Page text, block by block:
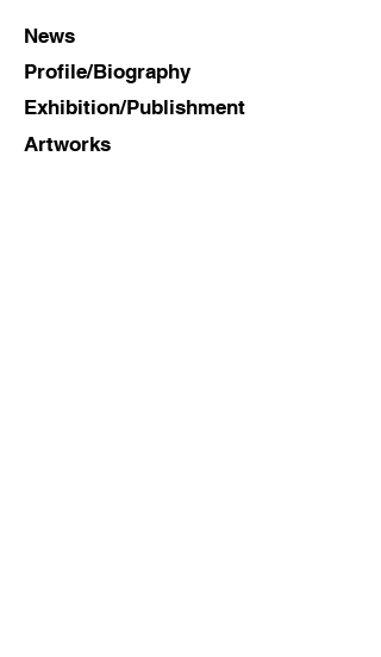
News
Profile/Biography
Exhibition/Publishment
Artworks